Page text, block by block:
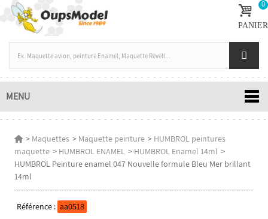
0
PANIER
MENU
> Maquettes > Maquette peinture > HUMBROL peintures
maquette > HUMBROL ENAMEL > HUMBROL Enamel 14ml >
HUMBROL Peinture enamel 047 Nouvelle formule Bleu Mer brillant
14ml
Référence : aa0518